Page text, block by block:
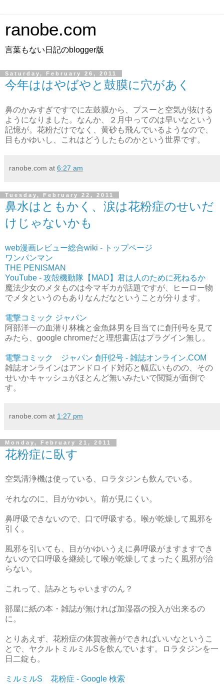
ranobe.com
言葉もない日記のblogger版
Saturday, February 26, 2011
今年ははやばやと鼓膜に穴があく
鼻のかみすぎですでに左鼓膜から、プスーと空気が抜ける
ようになりました。なんか、２月中ってのは早いなという
記憶が。花粉だけでなく、黄砂も飛んでいるようなので、
目もかゆいし、これはどうしたものかという世界です。
ranobe.com at 6:27 am
Tuesday, February 22, 2011
鼻水はともかく、涙は花粉症のせいだ
けじゃないかも
web漫画レビュー総合wiki - トップページ
ワンパンマン
THE PENISMAN
YouTube - 攻殻機動隊【MAD】君は人のために死ねるか
魔法少女のメタものは今マギカが話題ですが、ヒーロー物
でメタというのもありなんだなということが分ります。
電撃コミック ジャパン
阿部洋一の血潜り林檎と金魚鉢男を目当てに創刊号を見て
みたら、google chromeだと理想書店はプラグイン無し。
電撃コミック ジャパン 創刊2号 - 雑誌オンライン.COM
雑誌オンラインはアンドロイド対応と幅広いものの、その
せいかキャッシュがほとんど無いみたいで閲覧が面倒で
す。
ranobe.com at 1:27 pm
Monday, February 21, 2011
花粉症に臥す
空気清浄機は使っている、ロラタジンも飲んでいる。
それなのに、目がかゆい。前が見にくい。
鼻呼吸できないので、口で呼吸する。喉が乾燥して風邪を
引く。
風邪を引いても、目がかゆいうえに鼻呼吸がますますでき
ないので口呼吸を継続して喉が乾燥してまったく風邪が治
らない。
これって、詰みとちゃいますのん？
部屋に紙の本・雑誌が無ければ加湿器の投入が出来るの
に。
とりあえず、花粉症の体質改善ができればいいなというこ
とで、ヤクルトミルミルSを飲んでいます。ロラタジンを一
日二錠も。
ミルミルS 花粉症 - Google 検索